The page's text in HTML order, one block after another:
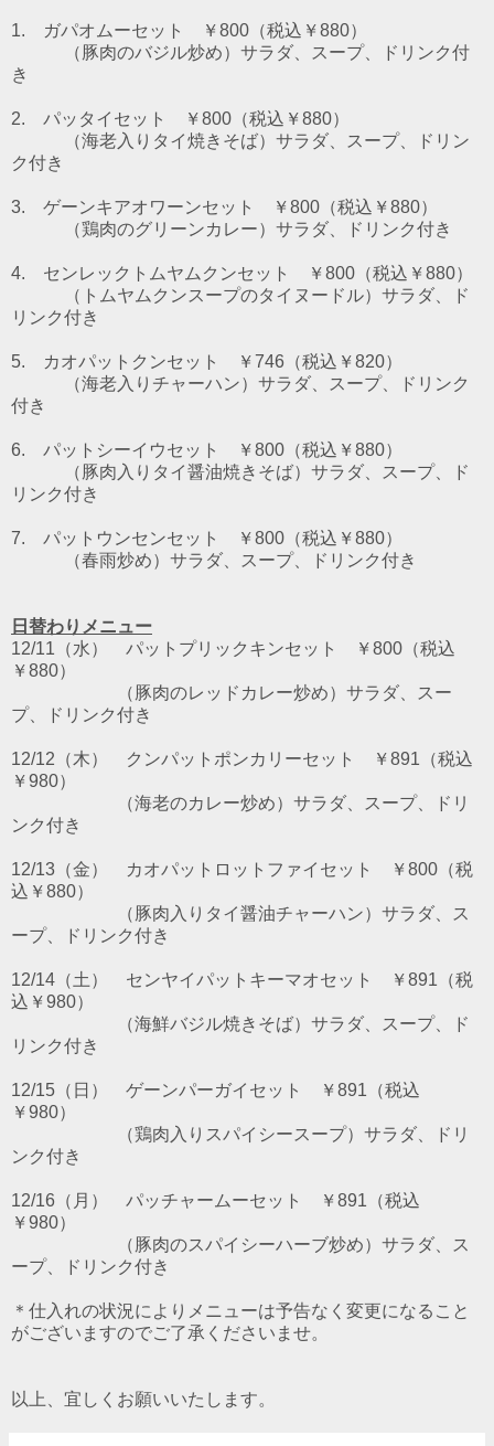
1. ガパオムーセット ￥800（税込￥880）
（豚肉のバジル炒め） サラダ、スープ、ドリンク付
き
2. パッタイセット ￥800（税込￥880）
（海老入りタイ焼きそば） サラダ、スープ、ドリン
ク付き
3. ゲーンキアオワーンセット ￥800（税込￥880）
（鶏肉のグリーンカレー） サラダ、ドリンク付き
4. センレックトムヤムクンセット ￥800（税込￥880）
（トムヤムクンスープのタイヌードル） サラダ、ド
リンク付き
5. カオパットクンセット ￥746（税込￥820）
（海老入りチャーハン）サラダ、スープ、ドリンク
付き
6. パットシーイウセット
￥800（税込￥880）
（豚肉入りタイ醤油焼きそば）サラダ、スープ、ド
リンク付き
7. パットウンセンセット
￥800（税込￥880）
（春雨炒め）サラダ、スープ、ドリンク付き
日替わりメニュー
12/11（水） パットプリックキンセット ￥800（税込
￥880）
（豚肉のレッドカレー炒め）サラダ、スー
プ、ドリンク付き
12/12（木） クンパットポンカリーセット ￥891（税込
￥980）
（海老のカレー炒め）サラダ、スープ、ドリ
ンク付き
12/13（金） カオパットロットファイセット ￥800（税
込￥880）
（豚肉入りタイ醤油チャーハン）サラダ、ス
ープ、ドリンク付き
12/14（土） センヤイパットキーマオセット ￥891（税
込￥980）
（海鮮バジル焼きそば）サラダ、スープ、ド
リンク付き
12/15（日） ゲーンパーガイセット ￥891（税込
￥980）
（鶏肉入りスパイシースープ）サラダ、ドリ
ンク付き
12/16（月） パッチャームーセット ￥891（税込
￥980）
（豚肉のスパイシーハーブ炒め）サラダ、ス
ープ、ドリンク付き
＊仕入れの状況によりメニューは予告なく変更になること
がございますのでご了承くださいませ。
以上、宜しくお願いいたします。